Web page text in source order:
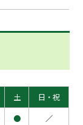
土
日・祝
●
／